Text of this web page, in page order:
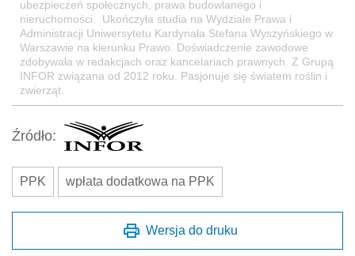
ubezpieczeń społecznych, prawa budowlanego i
nieruchomości. Ukończyła studia na Wydziale Prawa i
Administracji Uniwersytetu Kardynała Stefana Wyszyńskiego w
Warszawie na kierunku Prawo. Doświadczenie zawodowe
zdobywała w redakcjach oraz kancelariach prawnych. Z Grupą
INFOR związana od 2012 roku. Pasjonuje się światem roślin i
zwierząt.
Źródło:
PPK wpłata dodatkowa na PPK
Wersja do druku